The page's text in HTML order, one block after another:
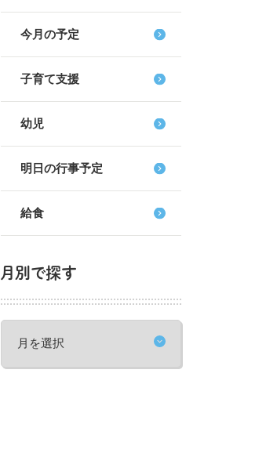
今月の予定
子育て支援
幼児
明日の行事予定
給食
月別で探す